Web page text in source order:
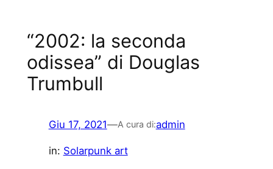
“2002: la seconda
odissea” di Douglas
Trumbull
Giu 17, 2021—A cura di:admin
in: Solarpunk art